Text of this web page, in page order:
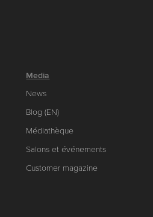
Media
News
Blog (EN)
Médiathèque
Salons et événements
Customer magazine